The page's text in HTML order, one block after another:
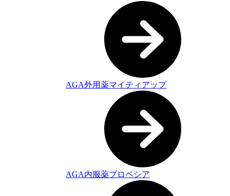
AGA外用薬マイティアップ
AGA内服薬プロペシア